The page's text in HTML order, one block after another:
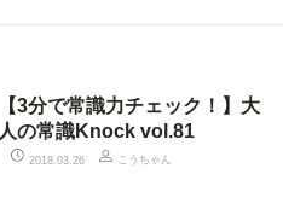
【3分で常識力チェック！】大
人の常識Knock vol.81
2018.03.26 こうちゃん